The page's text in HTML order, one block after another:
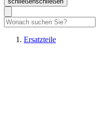
Ersatzteile